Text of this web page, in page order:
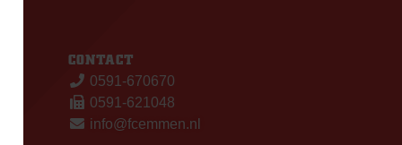
CONTACT
0591-670670
0591-621048
info@fcemmen.nl